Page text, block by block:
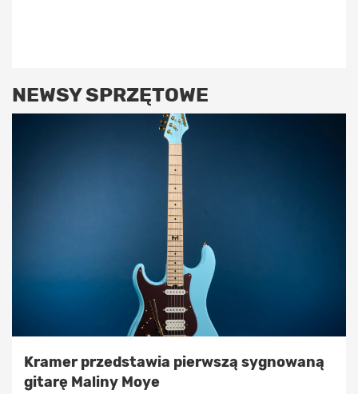
NEWSY SPRZĘTOWE
Kramer przedstawia pierwszą sygnowaną
gitarę Maliny Moye